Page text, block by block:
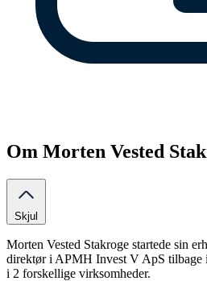
Om Morten Vested
Skjul
Morten Vested Stakroge startede sin
direktør i APMH Invest V ApS tilbage
i 2 forskellige virksomheder.